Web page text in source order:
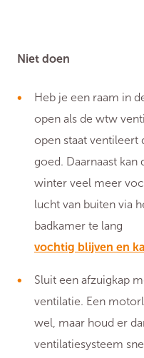
Niet doen
Heb je een raam in
open als de wtw
open staat ventileert
goed. Daarnaast
winter veel meer
lucht van buiten via
badkamer te lang
vochtig blijven en
Sluit een afzuigkap
ventilatie. Een
wel, maar houd er
ventilatiesysteem